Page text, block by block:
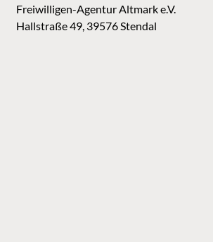
Freiwilligen-Agentur Altmark e.V.
Hallstraße 49, 39576 Stendal